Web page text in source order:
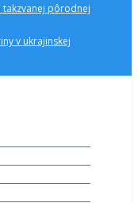
pôrodnej
v ukrajinskej